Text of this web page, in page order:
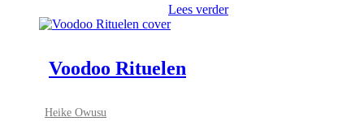
Lees verder
Voodoo Rituelen
Heike Owusu